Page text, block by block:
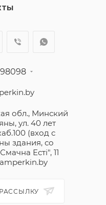
обл., Минский
ул. 40 лет
(вход с
здания, со
Естi", 11